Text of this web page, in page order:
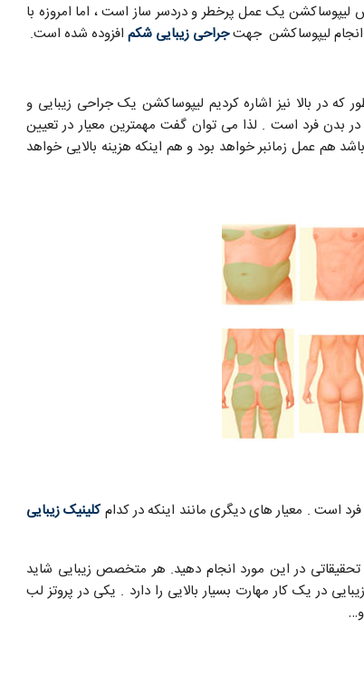
لیپوساکشن یک عمل پرخطر و دردسر ساز است ، اما امروزه با
انجام لیپوساکشن جهتجراحی زیبایی شکم افزوده شده است.
که در بالا نیز اشاره کردیم لیپوساکشن یک جراحی زیبایی و
فرد است . لذا می توان گفت مهمترین معیار در تعیین
هم عمل زمانبر خواهد بود و هم اینکه هزینه بالایی خواهد
است . معیار های دیگری مانند اینکه در کدامکلینیک زیبایی
در این مورد انجام دهید. هر متخصص زیبایی شاید
در یک کار مهارت بسیار بالایی را دارد . یکی در پروتز لب